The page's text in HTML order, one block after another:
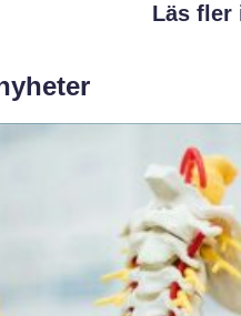
Läs fler